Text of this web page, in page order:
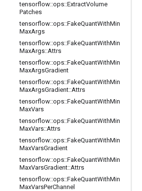
tensorflow::ops::ExtractVolume
Patches
tensorflow::ops::FakeQuantWithMin
MaxArgs
tensorflow::ops::FakeQuantWithMin
MaxArgs::Attrs
tensorflow::ops::FakeQuantWithMin
MaxArgsGradient
tensorflow::ops::FakeQuantWithMin
MaxArgsGradient::Attrs
tensorflow::ops::FakeQuantWithMin
MaxVars
tensorflow::ops::FakeQuantWithMin
MaxVars::Attrs
tensorflow::ops::FakeQuantWithMin
MaxVarsGradient
tensorflow::ops::FakeQuantWithMin
MaxVarsGradient::Attrs
tensorflow::ops::FakeQuantWithMin
MaxVarsPerChannel